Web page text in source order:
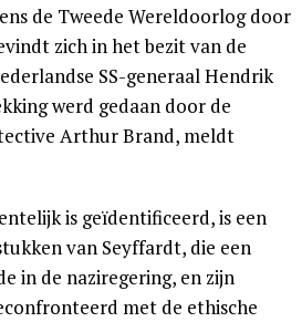
de Tweede Wereldoorlog door
zich in het bezit van de
SS-generaal Hendrik
werd gedaan door de
Arthur Brand, meldt
is geïdentificeerd, is een
van Seyffardt, die een
in de naziregering, en zijn
met de ethische